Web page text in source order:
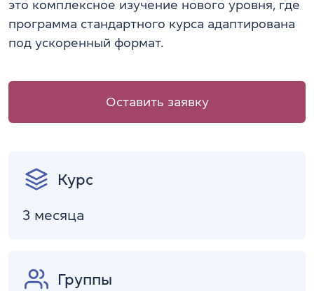
это комплексное изучение нового уровня, где
программа стандартного курса адаптирована
под ускоренный формат.
Оставить заявку
Курс
3 месяца
Группы